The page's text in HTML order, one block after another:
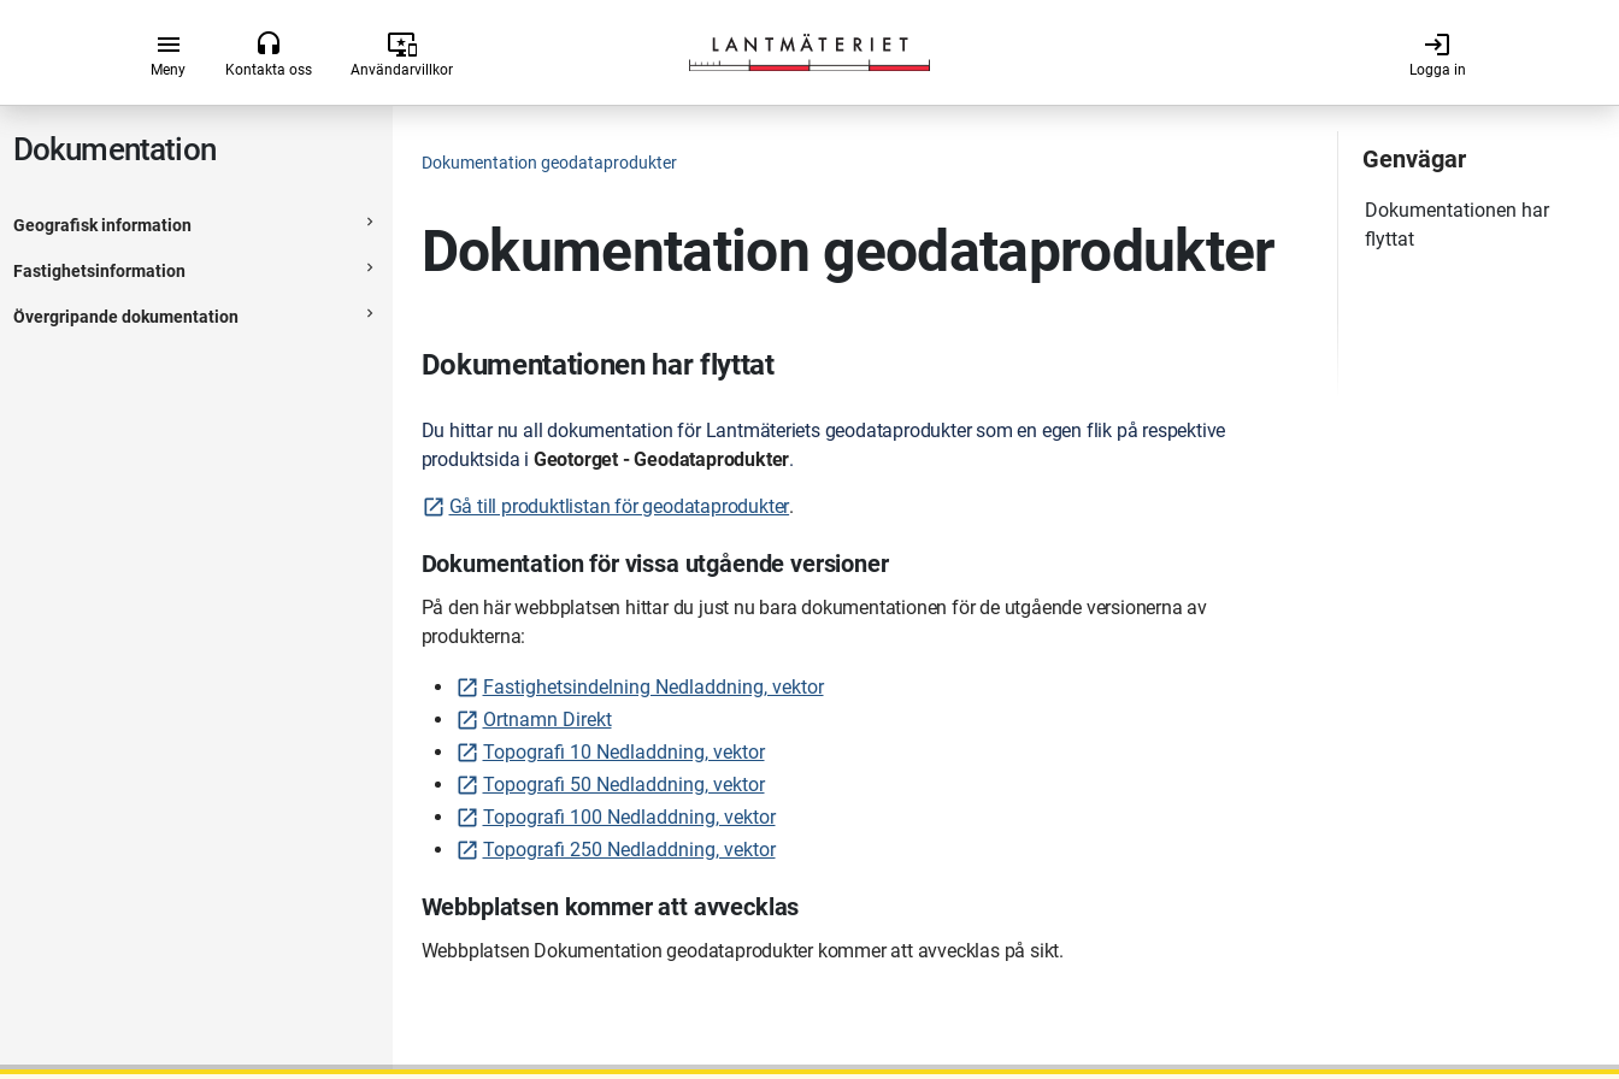
menu
Meny
headset
Kontakta oss
important_devices
Användarvillkor
login
Logga in
Dokumentation
Geografisk information Expanderbar sektion
navigate_next
Fastighetsinformation Expanderbar sektion
navigate_next
Övergripande dokumentation Expanderbar sektion
navigate_next
Dokumentation geodataprodukter
Dokumentation geodataprodukter
Dokumentationen har flyttat
Du hittar nu all dokumentation för Lantmäteriets geodataprodukter som en egen flik på respektive
produktsida i Geotorget - Geodataprodukter.
Gå till produktlistan för geodataprodukter.
Dokumentation för vissa utgående versioner
På den här webbplatsen hittar du just nu bara dokumentationen för de utgående versionerna av
produkterna:
Fastighetsindelning Nedladdning, vektor
Ortnamn Direkt
Topografi 10 Nedladdning, vektor
Topografi 50 Nedladdning, vektor
Topografi 100 Nedladdning, vektor
Topografi 250 Nedladdning, vektor
Webbplatsen kommer att avvecklas
Webbplatsen Dokumentation geodataprodukter kommer att avvecklas på sikt.